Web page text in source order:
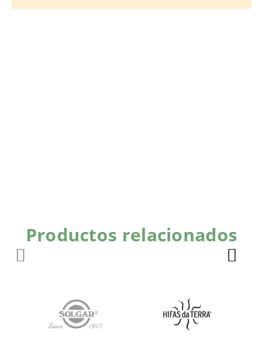
Productos relacionados